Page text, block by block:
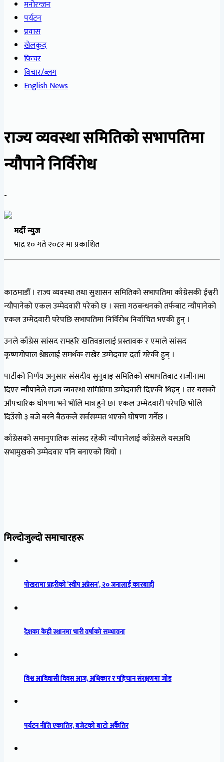
मनोरन्जन
पर्यटन
प्रवास
खेलकुद
फिचर
विचार/ब्लग
English News
राज्य व्यवस्था समितिको सभापतिमा
न्यौपाने निर्विरोध
-
मर्दी न्युज
भाद्र १० गते २०८२ मा प्रकाशित
काठमाडौँ । राज्य व्यवस्था तथा सुशासन समितिको सभापतिमा काँग्रेसकी ईश्वरी
न्यौपानेको एकल उम्मेदवारी परेको छ । सत्ता गठबन्धनको तर्फबाट न्यौपानेको
एकल उम्मेदवारी परेपछि सभापतिमा निर्विरोध निर्वाचित भएकी हुन् ।
उनले काँग्रेस सांसद रामहरि खतिवडालाई प्रस्तावक र एमाले सांसद
कृष्णगोपाल श्रेष्ठलाई समर्थक राखेर उम्मेदवार दर्ता गरेकी हुन् ।
पार्टीको निर्णय अनुसार संसदीय सुनुवाइ समितिको सभापतिबाट राजीनामा
दिएर न्यौपानेले राज्य व्यवस्था समितिमा उम्मेदवारी दिएकी थिइन् । तर यसको
औपचारिक घोषणा भने भोलि मात्र हुने छ। एकल उम्मेदवारी परेपछि भोलि
दिउँसो ३ बजे बस्ने बैठकले सर्वसम्मत भएको घोषणा गर्नेछ ।
काँग्रेसको समानुपातिक सांसद रहेकी न्यौपानेलाई काँग्रेसले यसअघि
सभामुखको उम्मेदवार पनि बनाएको थियो ।
मिल्दोजुल्दो समाचारहरू
पोखरामा प्रहरीको ‘स्वीप अप्रेसन’, २० जनालाई कारबाही
देशका केही स्थानमा भारी वर्षाको सम्भावना
विश्व आदिवासी दिवस आज, अधिकार र पहिचान संरक्षणमा जोड
पर्यटन नीति एकातिर, बजेटको बाटो अर्कैतिर